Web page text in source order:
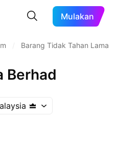
Mulakan
Barang Tidak Tahan Lama
Berhad